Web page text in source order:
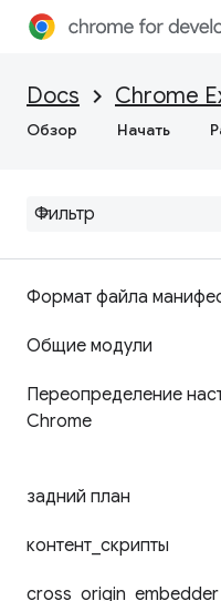
Docs Chrome
Обзор Начать
Формат файла
Общие модули
Переопределение
Chrome
задний план
контент скрипты
cross origin embedder_